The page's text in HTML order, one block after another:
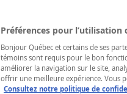
Préférences pour l’utilisation
Bonjour Québec et certains de ses
témoins sont requis pour le bon
améliorer la navigation sur le site,
offrir une meilleure expérience. Vous
Consultez notre politique de